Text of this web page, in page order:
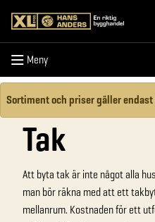
Meny
Meny
Sortiment och priser gäller endast
Tak
Att byta tak är inte något alla
man bör räkna med att ett
mellanrum. Kostnaden för ett